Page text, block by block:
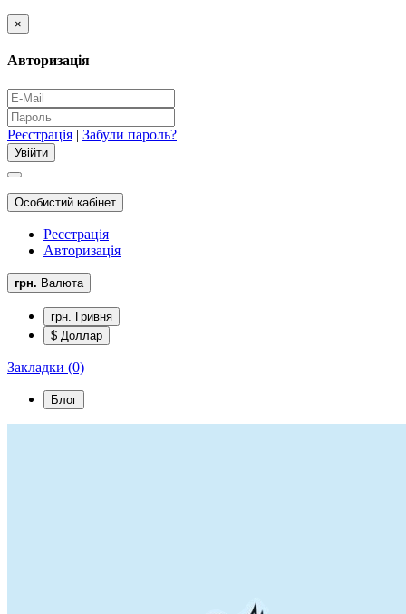
×
Авторизація
Реєстрація | Забули пароль?
Особистий кабінет
Реєстрація
Авторизація
грн. Валюта
грн. Гривня
$ Доллар
Закладки (0)
Блог